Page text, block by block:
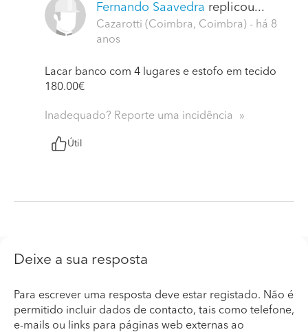
Fernando Saavedra replicou...
Cazarotti (Coimbra, Coimbra) - há 8
anos
Lacar banco com 4 lugares e estofo em tecido
180.00€
Inadequado? Reporte uma incidência
Útil
Deixe a sua resposta
Para escrever uma resposta deve estar registado. Não é
permitido incluir dados de contacto, tais como telefone,
e-mails ou links para páginas web externas ao